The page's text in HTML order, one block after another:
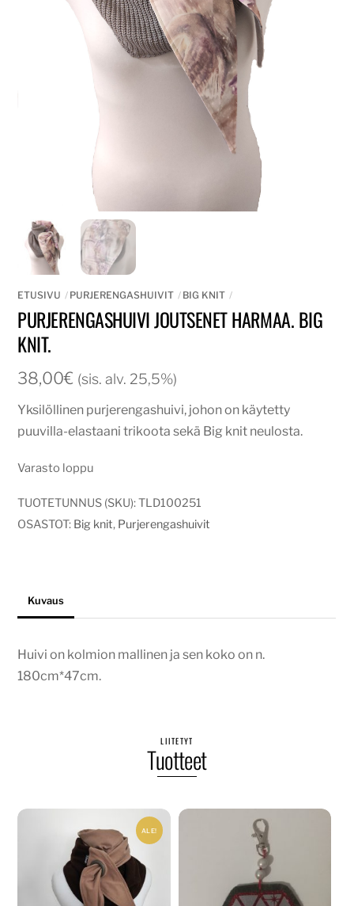
ETUSIVU PURJERENGASHUIVIT BIG KNIT
PURJERENGASHUIVI JOUTSENET HARMAA. BIG
KNIT.
38,00€ (sis. alv. 25,5%)
Yksilöllinen purjerengashuivi, johon on käytetty
puuvilla-elastaani trikoota sekä Big knit neulosta.
Varasto loppu
TUOTETUNNUS (SKU):TLD100251
OSASTOT: Big knit, Purjerengashuivit
Kuvaus
Huivi on kolmion mallinen ja sen koko on n.
180cm*47cm.
LIITETYT
Tuotteet
ALE!